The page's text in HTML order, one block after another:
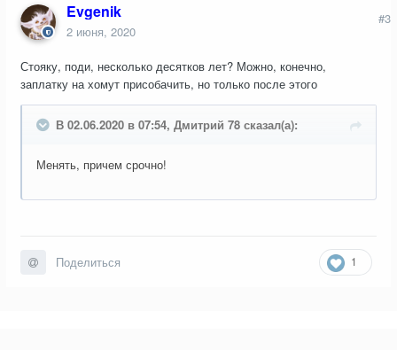
Evgenik
2 июня, 2020
#3
Стояку, поди, несколько десятков лет? Можно, конечно,
заплатку на хомут присобачить, но только после этого
В 02.06.2020 в 07:54, Дмитрий 78 сказал(а):
Менять, причем срочно!
1
Поделиться